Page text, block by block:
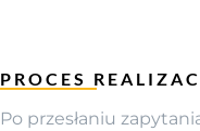
PROCES
Po przesłaniu